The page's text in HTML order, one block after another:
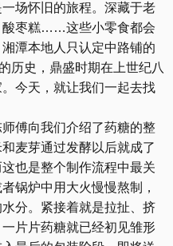
场怀旧的旅程。深藏于老
酸枣糕……这些小零食都会
潭本地人只认定中路铺的
历史，鼎盛时期在上世纪八
今天，就让我们一起去找
傅向我们介绍了药糖的整
麦芽通过发酵以后就成了
也是整个制作流程中最关
锅炉中用大火慢慢熬制，
分。紧接着就是拉扯、挤
片片药糖就已经初见雏形